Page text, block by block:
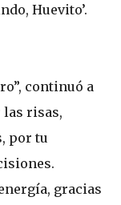
Huevito’.
continuó a
las risas,
por tu
gracias